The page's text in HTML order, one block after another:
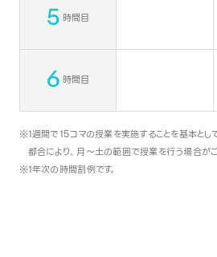
5 時間目
6 時間目
1週間で15コマの授業を実施することを基本と
都合により、月～土の範囲で授業を行う場合がご
1年次の時間割例です。